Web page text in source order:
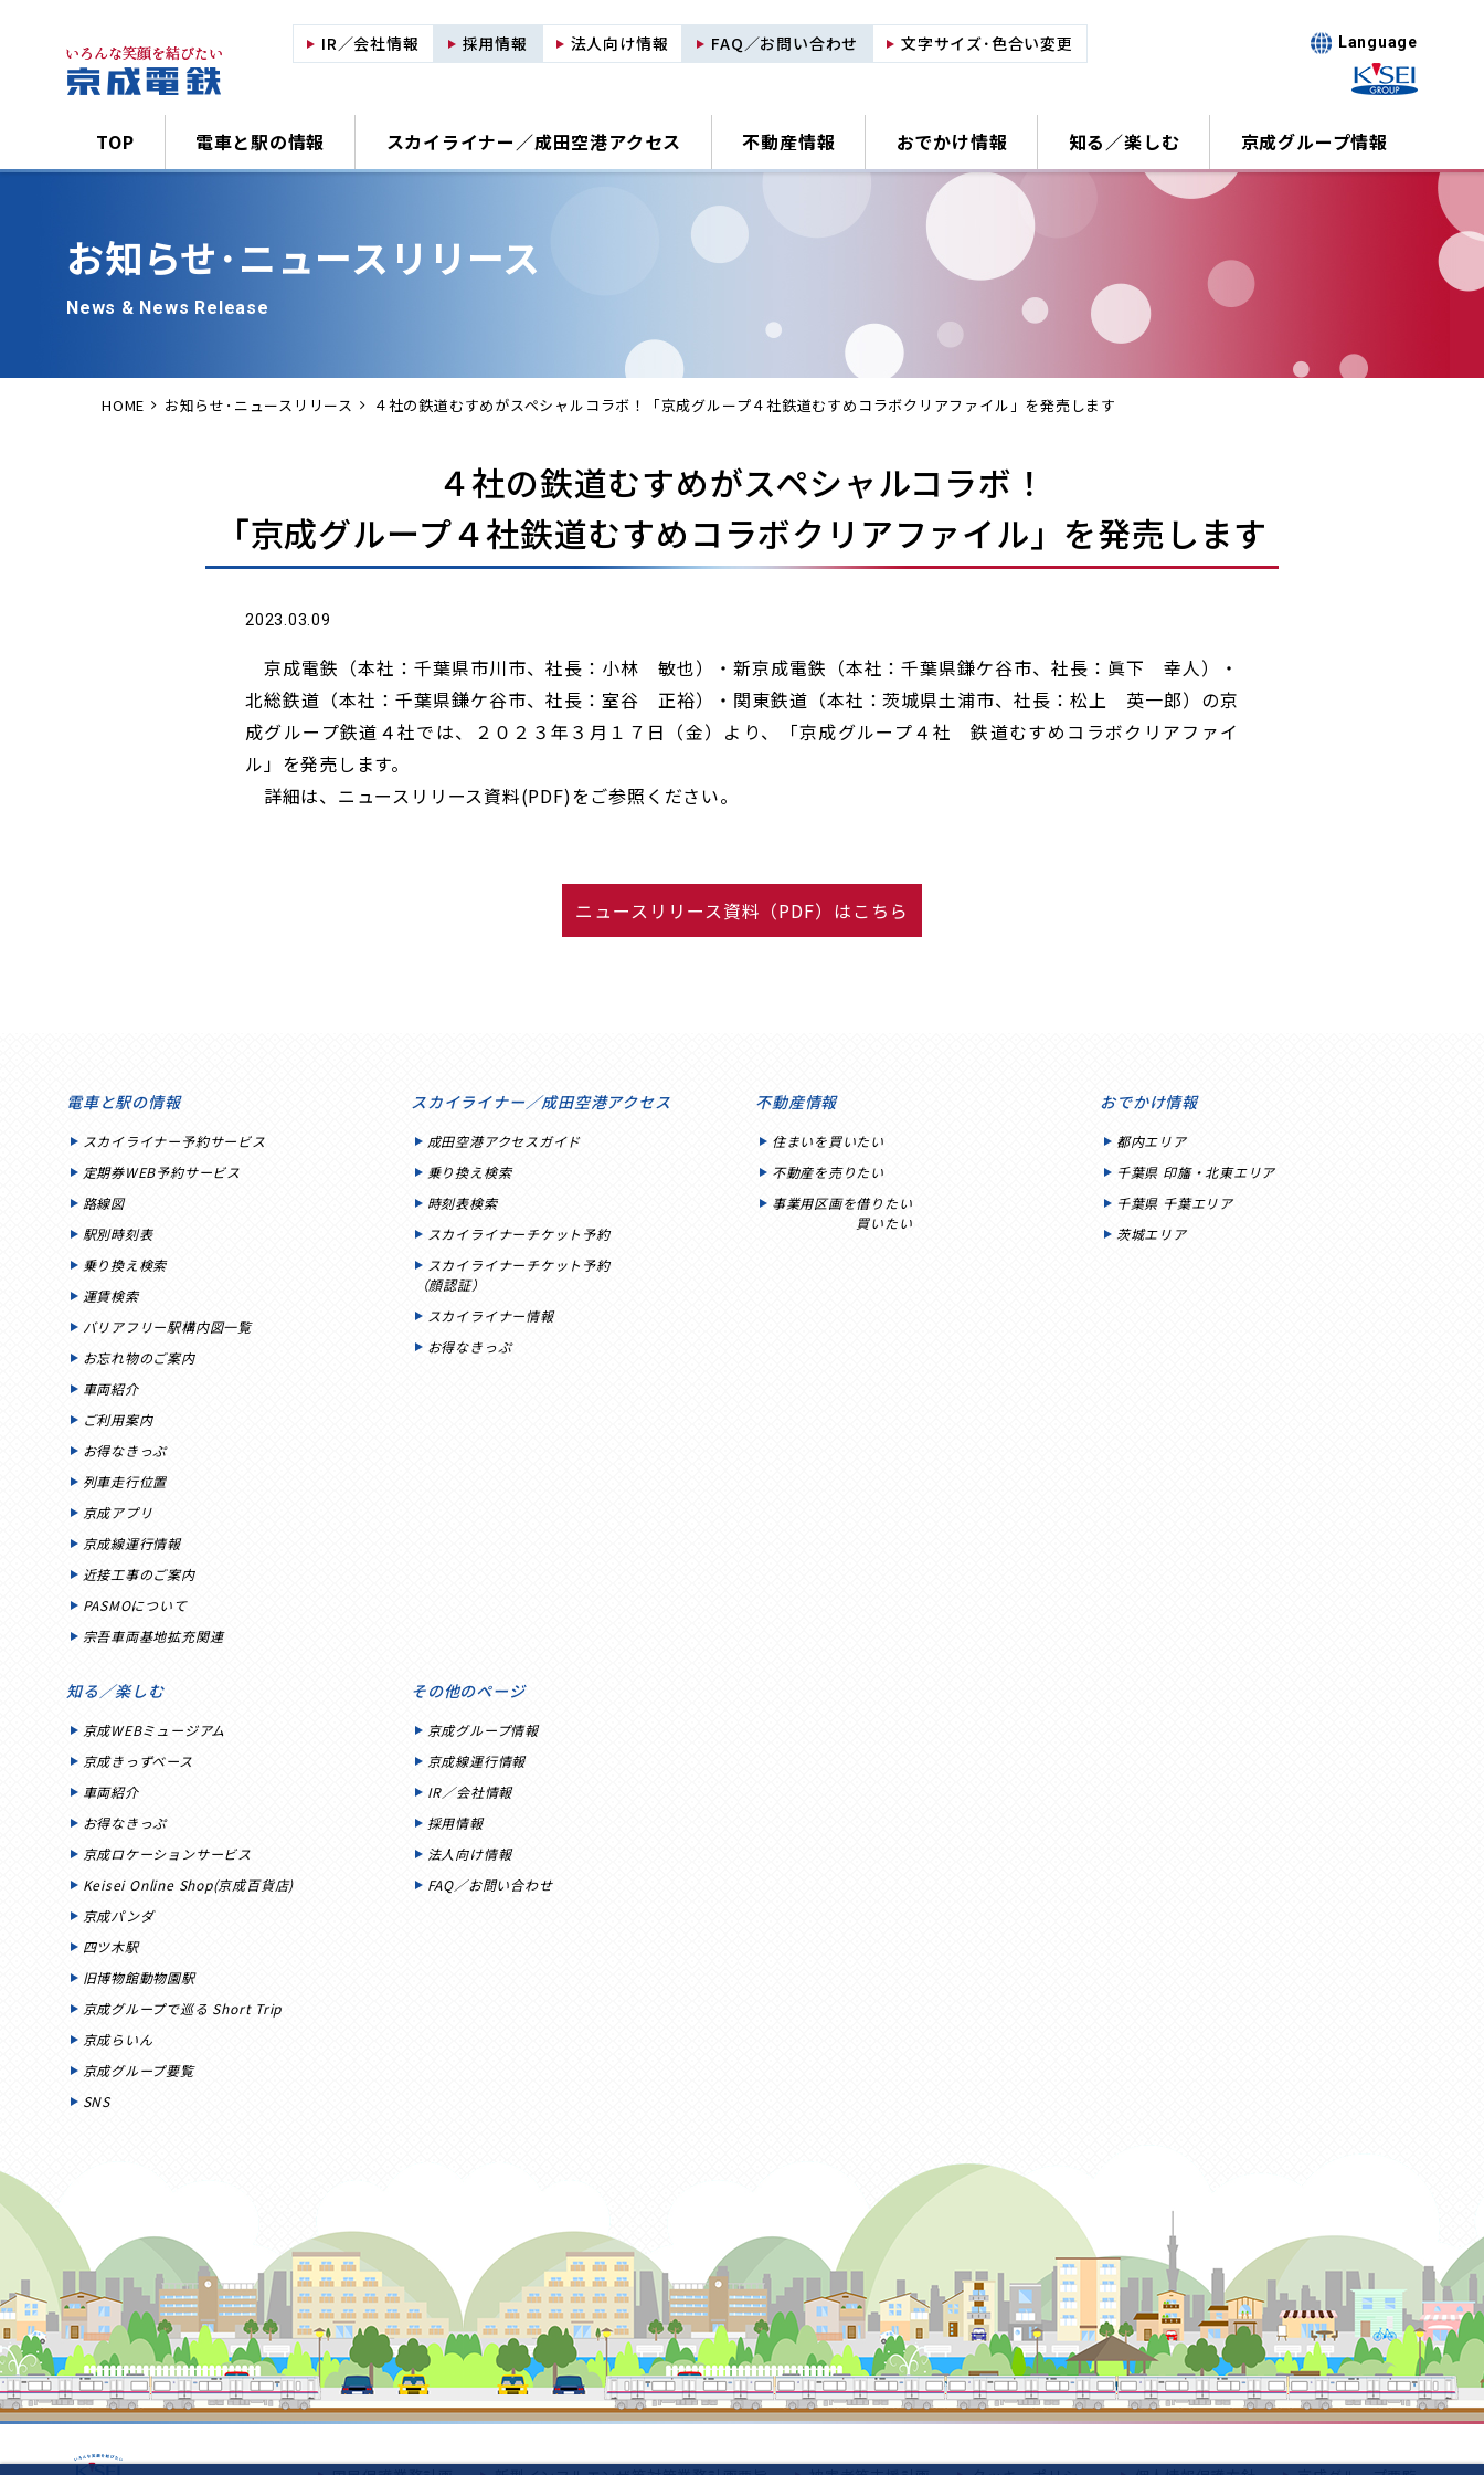
IR／会社情報 採用情報 法人向け情報 FAQ／お問い合わせ 文字サイズ･色合い変更 Language
TOP 電車と駅の情報 スカイライナー／成田空港アクセス 不動産情報 おでかけ情報 知る／楽しむ 京成グループ情報
お知らせ･ニュースリリース
News & News Release
HOME お知らせ･ニュースリリース ４社の鉄道むすめがスペシャルコラボ！「京成グループ４社鉄道むすめコラボクリアファイル」を発売します
４社の鉄道むすめがスペシャルコラボ！
「京成グループ４社鉄道むすめコラボクリアファイル」を発売します
2023.03.09
京成電鉄（本社：千葉県市川市、社長：小林 敏也）・新京成電鉄（本社：千葉県鎌ケ谷市、社長：眞下 幸人）・
北総鉄道（本社：千葉県鎌ケ谷市、社長：室谷 正裕）・関東鉄道（本社：茨城県土浦市、社長：松上 英一郎）の京
成グループ鉄道４社では、２０２３年３月１７日（金）より、「京成グループ４社 鉄道むすめコラボクリアファイ
ル」を発売します。
詳細は、ニュースリリース資料(PDF)をご参照ください。
ニュースリリース資料（PDF）はこちら
電車と駅の情報
スカイライナー予約サービス
定期券WEB予約サービス
路線図
駅別時刻表
乗り換え検索
運賃検索
バリアフリー駅構内図一覧
お忘れ物のご案内
車両紹介
ご利用案内
お得なきっぷ
列車走行位置
京成アプリ
京成線運行情報
近接工事のご案内
PASMOについて
宗吾車両基地拡充関連
スカイライナー／成田空港アクセス
成田空港アクセスガイド
乗り換え検索
時刻表検索
スカイライナーチケット予約
スカイライナーチケット予約
（顔認証）
スカイライナー情報
お得なきっぷ
不動産情報
住まいを買いたい
不動産を売りたい
事業用区画を借りたい
買いたい
おでかけ情報
都内エリア
千葉県 印旛・北東エリア
千葉県 千葉エリア
茨城エリア
知る／楽しむ
京成WEBミュージアム
京成きっずベース
車両紹介
お得なきっぷ
京成ロケーションサービス
Keisei Online Shop(京成百貨店)
京成パンダ
四ツ木駅
旧博物館動物園駅
京成グループで巡る Short Trip
京成らいん
京成グループ要覧
SNS
その他のページ
京成グループ情報
京成線運行情報
IR／会社情報
採用情報
法人向け情報
FAQ／お問い合わせ